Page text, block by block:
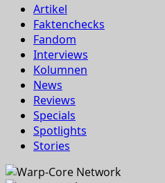
Artikel
Faktenchecks
Fandom
Interviews
Kolumnen
News
Reviews
Specials
Spotlights
Stories